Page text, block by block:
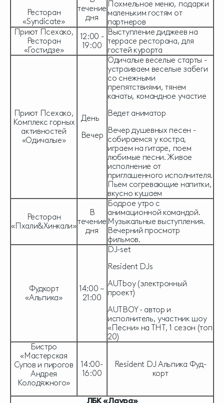
Ресторан
«Syndicate»
течение
дня
Похмельное меню, подарки
маленьким гостям от
партнеров
Приют Псехако,
Ресторан
«Гостидзе»
12:00 -
19:00
Выступление диджеев на
террасе ресторана, для
гостей курорта
Приют Псехако,
Комплекс горных
активностей
«Одичалые»
День
Вечер
Одичалые веселые старты -
устраиваем веселые забеги
со снежными
препятствиями, тянем
канаты, командное участие
Ведет аниматор
Вечер душевных песен -
собираемся у костра,
играем на гитаре, поем
любимые песни. Живое
исполнение от
приглашенного исполнителя.
Пьем согревающие напитки,
вкусно кушаем
Ресторан
«Пхали&Хинкали»
В
течение
дня
Бодрое утро с
анимационной командой.
Музыкальные выступления.
Вечерний просмотр
фильмов.
Фудкорт
«Альпика»
14:00 –
21:00
DJ-set
Resident DJs
AUTboy (электронный
проект)
AUTBOY - автор и
исполнитель, участник шоу
«Песни» на ТНТ, 1 сезон (топ
20)
Бистро
«Мастерская
Супов и пирогов
Андрея
Колодяжного»
14:00-
16:00
Resident DJ Альпика Фуд-
корт
ЛБК «Лаура»